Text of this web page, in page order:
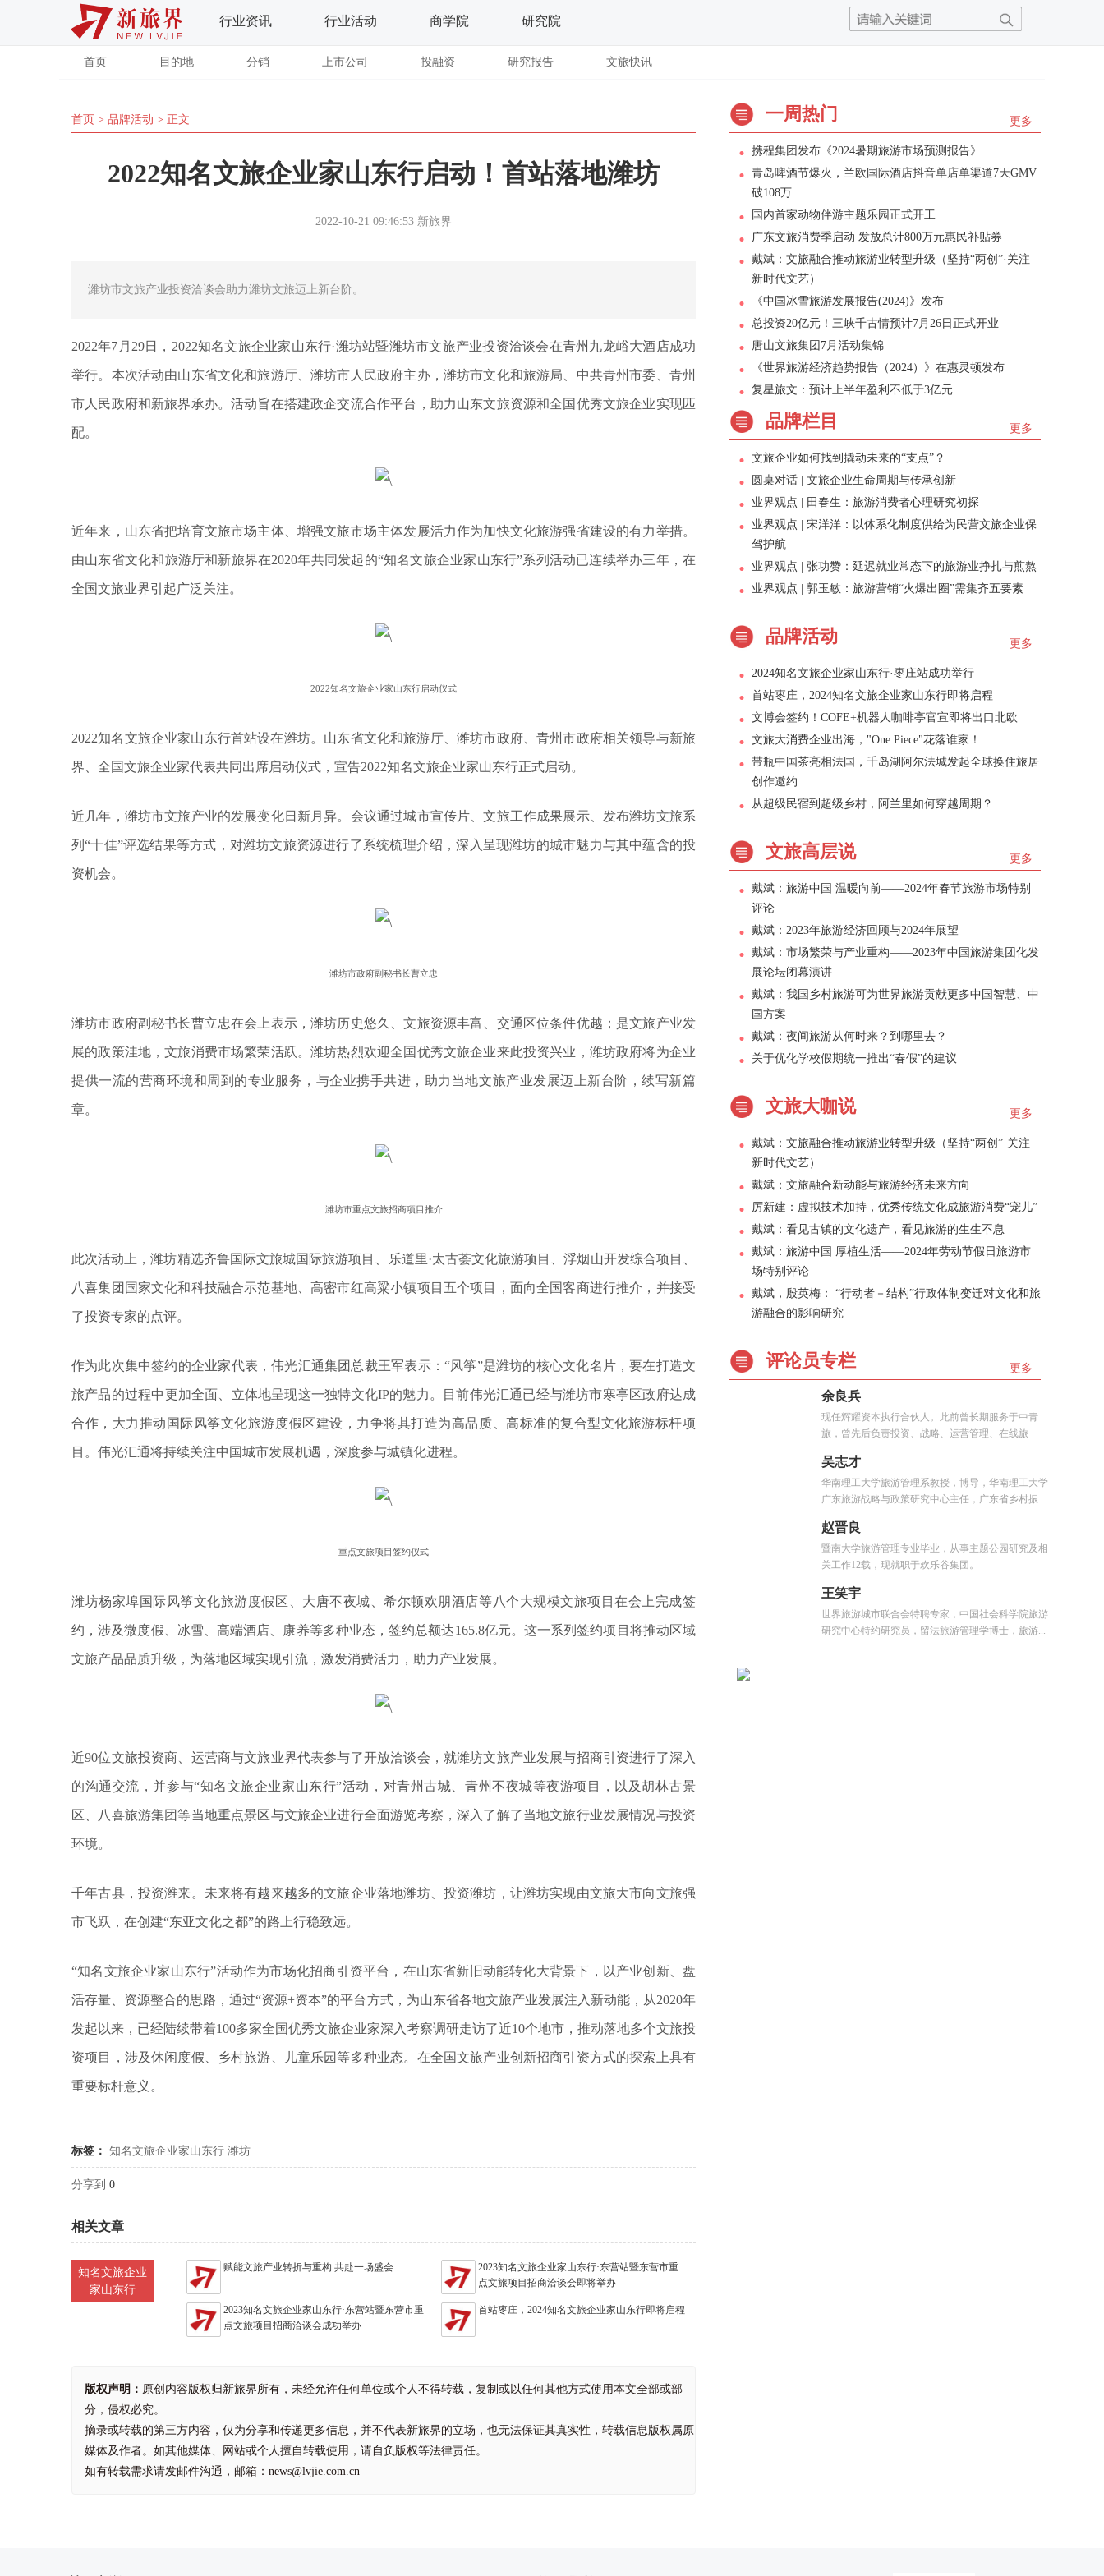
行业资讯 行业活动 商学院 研究院
首页 目的地 分销 上市公司 投融资 研究报告 文旅快讯
首页 > 品牌活动 > 正文
2022知名文旅企业家山东行启动！首站落地潍坊
2022-10-21 09:46:53 新旅界
潍坊市文旅产业投资洽谈会助力潍坊文旅迈上新台阶。
2022年7月29日，2022知名文旅企业家山东行·潍坊站暨潍坊市文旅产业投资洽谈会在青州九龙峪大酒店成功
举行。本次活动由山东省文化和旅游厅、潍坊市人民政府主办，潍坊市文化和旅游局、中共青州市委、青州
市人民政府和新旅界承办。活动旨在搭建政企交流合作平台，助力山东文旅资源和全国优秀文旅企业实现匹
配。
近年来，山东省把培育文旅市场主体、增强文旅市场主体发展活力作为加快文化旅游强省建设的有力举措。
由山东省文化和旅游厅和新旅界在2020年共同发起的“知名文旅企业家山东行”系列活动已连续举办三年，在
全国文旅业界引起广泛关注。
2022知名文旅企业家山东行启动仪式
2022知名文旅企业家山东行首站设在潍坊。山东省文化和旅游厅、潍坊市政府、青州市政府相关领导与新旅
界、全国文旅企业家代表共同出席启动仪式，宣告2022知名文旅企业家山东行正式启动。
近几年，潍坊市文旅产业的发展变化日新月异。会议通过城市宣传片、文旅工作成果展示、发布潍坊文旅系
列“十佳”评选结果等方式，对潍坊文旅资源进行了系统梳理介绍，深入呈现潍坊的城市魅力与其中蕴含的投
资机会。
潍坊市政府副秘书长曹立忠
潍坊市政府副秘书长曹立忠在会上表示，潍坊历史悠久、文旅资源丰富、交通区位条件优越；是文旅产业发
展的政策洼地，文旅消费市场繁荣活跃。潍坊热烈欢迎全国优秀文旅企业来此投资兴业，潍坊政府将为企业
提供一流的营商环境和周到的专业服务，与企业携手共进，助力当地文旅产业发展迈上新台阶，续写新篇
章。
潍坊市重点文旅招商项目推介
此次活动上，潍坊精选齐鲁国际文旅城国际旅游项目、乐道里·太古荟文化旅游项目、浮烟山开发综合项目、
八喜集团国家文化和科技融合示范基地、高密市红高粱小镇项目五个项目，面向全国客商进行推介，并接受
了投资专家的点评。
作为此次集中签约的企业家代表，伟光汇通集团总裁王军表示：“风筝”是潍坊的核心文化名片，要在打造文
旅产品的过程中更加全面、立体地呈现这一独特文化IP的魅力。目前伟光汇通已经与潍坊市寒亭区政府达成
合作，大力推动国际风筝文化旅游度假区建设，力争将其打造为高品质、高标准的复合型文化旅游标杆项
目。伟光汇通将持续关注中国城市发展机遇，深度参与城镇化进程。
重点文旅项目签约仪式
潍坊杨家埠国际风筝文化旅游度假区、大唐不夜城、希尔顿欢朋酒店等八个大规模文旅项目在会上完成签
约，涉及微度假、冰雪、高端酒店、康养等多种业态，签约总额达165.8亿元。这一系列签约项目将推动区域
文旅产品品质升级，为落地区域实现引流，激发消费活力，助力产业发展。
近90位文旅投资商、运营商与文旅业界代表参与了开放洽谈会，就潍坊文旅产业发展与招商引资进行了深入
的沟通交流，并参与“知名文旅企业家山东行”活动，对青州古城、青州不夜城等夜游项目，以及胡林古景
区、八喜旅游集团等当地重点景区与文旅企业进行全面游览考察，深入了解了当地文旅行业发展情况与投资
环境。
千年古县，投资潍来。未来将有越来越多的文旅企业落地潍坊、投资潍坊，让潍坊实现由文旅大市向文旅强
市飞跃，在创建“东亚文化之都”的路上行稳致远。
“知名文旅企业家山东行”活动作为市场化招商引资平台，在山东省新旧动能转化大背景下，以产业创新、盘
活存量、资源整合的思路，通过“资源+资本”的平台方式，为山东省各地文旅产业发展注入新动能，从2020年
发起以来，已经陆续带着100多家全国优秀文旅企业家深入考察调研走访了近10个地市，推动落地多个文旅投
资项目，涉及休闲度假、乡村旅游、儿童乐园等多种业态。在全国文旅产业创新招商引资方式的探索上具有
重要标杆意义。
标签： 知名文旅企业家山东行 潍坊
分享到 0
相关文章
知名文旅企业
家山东行
赋能文旅产业转折与重构 共赴一场盛会
2023知名文旅企业家山东行·东营站暨东营市重
点文旅项目招商洽谈会即将举办
2023知名文旅企业家山东行·东营站暨东营市重
点文旅项目招商洽谈会成功举办
首站枣庄，2024知名文旅企业家山东行即将启程
版权声明： 原创内容版权归新旅界所有，未经允许任何单位或个人不得转载，复制或以任何其他方式使用本文全部或部
分，侵权必究。
摘录或转载的第三方内容，仅为分享和传递更多信息，并不代表新旅界的立场，也无法保证其真实性，转载信息版权属原
媒体及作者。如其他媒体、网站或个人擅自转载使用，请自负版权等法律责任。
如有转载需求请发邮件沟通，邮箱：news@lvjie.com.cn
更多
一周热门
携程集团发布《2024暑期旅游市场预测报告》
青岛啤酒节爆火，兰欧国际酒店抖音单店单渠道7天GMV
破108万
国内首家动物伴游主题乐园正式开工
广东文旅消费季启动 发放总计800万元惠民补贴券
戴斌：文旅融合推动旅游业转型升级（坚持“两创”·关注
新时代文艺）
《中国冰雪旅游发展报告(2024)》发布
总投资20亿元！三峡千古情预计7月26日正式开业
唐山文旅集团7月活动集锦
《世界旅游经济趋势报告（2024）》在惠灵顿发布
复星旅文：预计上半年盈利不低于3亿元
更多
品牌栏目
文旅企业如何找到撬动未来的“支点”？
圆桌对话 | 文旅企业生命周期与传承创新
业界观点 | 田春生：旅游消费者心理研究初探
业界观点 | 宋洋洋：以体系化制度供给为民营文旅企业保
驾护航
业界观点 | 张功赞：延迟就业常态下的旅游业挣扎与煎熬
业界观点 | 郭玉敏：旅游营销“火爆出圈”需集齐五要素
更多
品牌活动
2024知名文旅企业家山东行·枣庄站成功举行
首站枣庄，2024知名文旅企业家山东行即将启程
文博会签约！COFE+机器人咖啡亭官宣即将出口北欧
文旅大消费企业出海，"One Piece"花落谁家！
带瓶中国茶亮相法国，千岛湖阿尔法城发起全球换住旅居
创作邀约
从超级民宿到超级乡村，阿兰里如何穿越周期？
更多
文旅高层说
戴斌：旅游中国 温暖向前——2024年春节旅游市场特别
评论
戴斌：2023年旅游经济回顾与2024年展望
戴斌：市场繁荣与产业重构——2023年中国旅游集团化发
展论坛闭幕演讲
戴斌：我国乡村旅游可为世界旅游贡献更多中国智慧、中
国方案
戴斌：夜间旅游从何时来？到哪里去？
关于优化学校假期统一推出“春假”的建议
更多
文旅大咖说
戴斌：文旅融合推动旅游业转型升级（坚持“两创”·关注
新时代文艺）
戴斌：文旅融合新动能与旅游经济未来方向
厉新建：虚拟技术加持，优秀传统文化成旅游消费“宠儿”
戴斌：看见古镇的文化遗产，看见旅游的生生不息
戴斌：旅游中国 厚植生活——2024年劳动节假日旅游市
场特别评论
戴斌，殷英梅： “行动者－结构”行政体制变迁对文化和旅
游融合的影响研究
更多
评论员专栏
余良兵
现任辉耀资本执行合伙人。此前曾长期服务于中青
旅，曾先后负责投资、战略、运营管理、在线旅
吴志才
华南理工大学旅游管理系教授，博导，华南理工大学
广东旅游战略与政策研究中心主任，广东省乡村振...
赵晋良
暨南大学旅游管理专业毕业，从事主题公园研究及相
关工作12载，现就职于欢乐谷集团。
王笑宇
世界旅游城市联合会特聘专家，中国社会科学院旅游
研究中心特约研究员，留法旅游管理学博士，旅游...